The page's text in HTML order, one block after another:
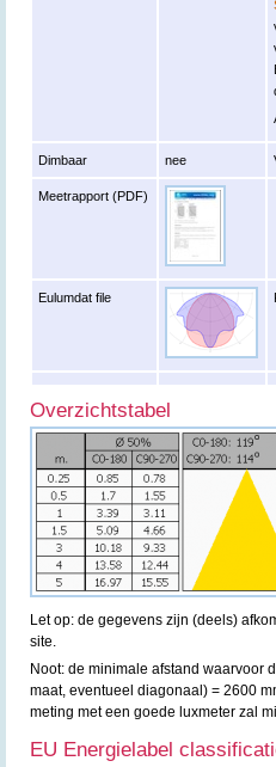
Dimbaar nee
Meetrapport (PDF)
Eulumdat file
Overzichtstabel
Let op: de gegevens zijn (deels)
site.
Noot: de minimale afstand waarvoor
maat, eventueel diagonaal) = 2600
meting met een goede luxmeter zal
EU Energielabel